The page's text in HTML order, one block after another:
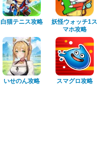
白猫テニス攻略
妖怪ウォッチ1ス
マホ攻略
いせのん攻略 スマグロ攻略